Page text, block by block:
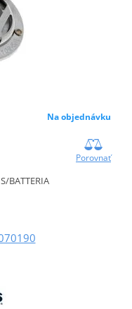
Na objednávku
Porovnať
BATTERIA